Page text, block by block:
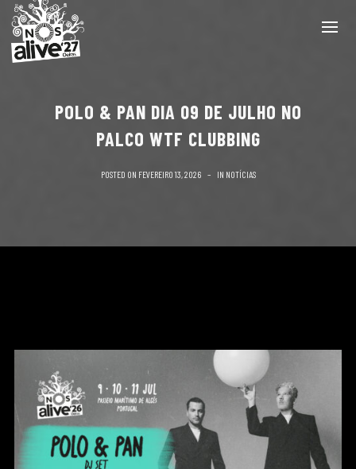
POLO & PAN DIA 09 DE JULHO NO
PALCO WTF CLUBBING
POSTED ON FEVEREIRO 13, 2026 IN NOTÍCIAS